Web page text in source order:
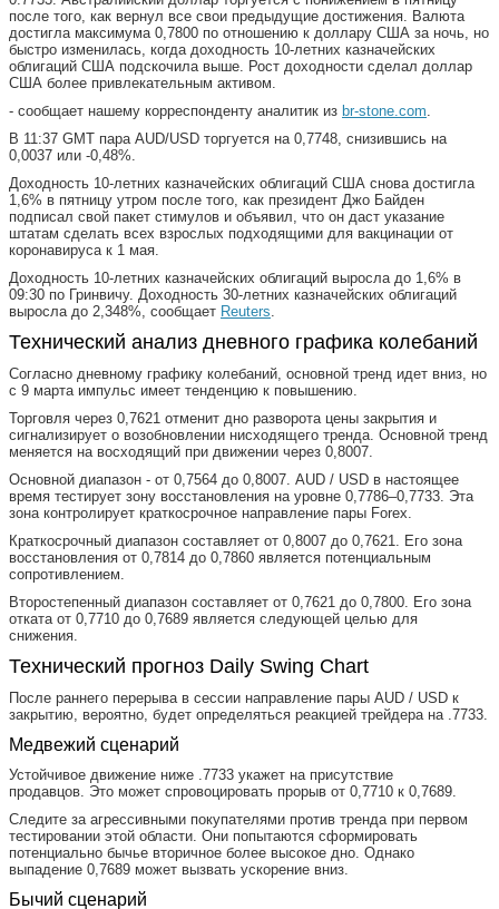
после того, как вернул все свои предыдущие достижения. Валюта
достигла максимума 0,7800 по отношению к доллару США за ночь, но
быстро изменилась, когда доходность 10-летних казначейских
облигаций США подскочила выше. Рост доходности сделал доллар
США более привлекательным активом.
- сообщает нашему корреспонденту аналитик из br-stone.com.
В 11:37 GMT пара AUD/USD торгуется на 0,7748, снизившись на
0,0037 или -0,48%.
Доходность 10-летних казначейских облигаций США снова достигла
1,6% в пятницу утром после того, как президент Джо Байден
подписал свой пакет стимулов и объявил, что он даст указание
штатам сделать всех взрослых подходящими для вакцинации от
коронавируса к 1 мая.
Доходность 10-летних казначейских облигаций выросла до 1,6% в
09:30 по Гринвичу. Доходность 30-летних казначейских облигаций
выросла до 2,348%, сообщает Reuters.
Технический анализ дневного графика колебаний
Согласно дневному графику колебаний, основной тренд идет вниз, но
с 9 марта импульс имеет тенденцию к повышению.
Торговля через 0,7621 отменит дно разворота цены закрытия и
сигнализирует о возобновлении нисходящего тренда. Основной тренд
меняется на восходящий при движении через 0,8007.
Основной диапазон - от 0,7564 до 0,8007. AUD / USD в настоящее
время тестирует зону восстановления на уровне 0,7786–0,7733. Эта
зона контролирует краткосрочное направление пары Forex.
Краткосрочный диапазон составляет от 0,8007 до 0,7621. Его зона
восстановления от 0,7814 до 0,7860 является потенциальным
сопротивлением.
Второстепенный диапазон составляет от 0,7621 до 0,7800. Его зона
отката от 0,7710 до 0,7689 является следующей целью для
снижения.
Технический прогноз Daily Swing Chart
После раннего перерыва в сессии направление пары AUD / USD к
закрытию, вероятно, будет определяться реакцией трейдера на .7733.
Медвежий сценарий
Устойчивое движение ниже .7733 укажет на присутствие
продавцов. Это может спровоцировать прорыв от 0,7710 к 0,7689.
Следите за агрессивными покупателями против тренда при первом
тестировании этой области. Они попытаются сформировать
потенциально бычье вторичное более высокое дно. Однако
выпадение 0,7689 может вызвать ускорение вниз.
Бычий сценарий